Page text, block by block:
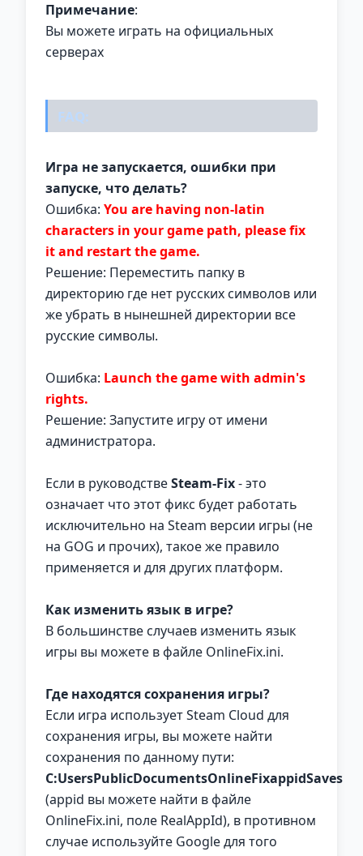
Примечание:
Вы можете играть на официальных
серверах
FAQ:
Игра не запускается, ошибки при
запуске, что делать?
Ошибка: You are having non-latin
characters in your game path, please fix
it and restart the game.
Решение: Переместить папку в
директорию где нет русских символов или
же убрать в нынешней директории все
русские символы.
Ошибка: Launch the game with admin's
rights.
Решение: Запустите игру от имени
администратора.
Если в руководствеSteam-Fix- это
означает что этот фикс будет работать
исключительно на Steam версии игры (не
на GOG и прочих), такое же правило
применяется и для других платформ.
Как изменить язык в игре?
В большинстве случаев изменить язык
игры вы можете в файле OnlineFix.ini.
Где находятся сохранения игры?
Если игра использует Steam Cloud для
сохранения игры, вы можете найти
сохранения по данному пути:
C:UsersPublicDocumentsOnlineFixappidSaves
(appid вы можете найти в файле
OnlineFix.ini, поле RealAppId), в противном
случае используйте Google для того